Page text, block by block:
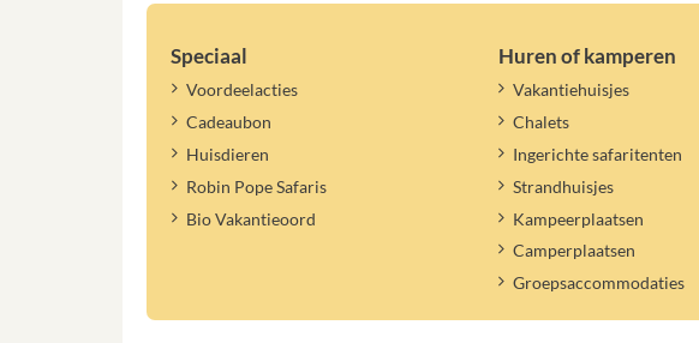
Speciaal
Voordeelacties
Cadeaubon
Huisdieren
Robin Pope Safaris
Bio Vakantieoord
Huren of kamperen
Vakantiehuisjes
Chalets
Ingerichte safaritenten
Strandhuisjes
Kampeerplaatsen
Camperplaatsen
Groepsaccommodaties